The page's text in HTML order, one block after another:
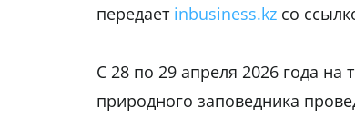
передает inbusiness.kz со
С 28 по 29 апреля 2026 года на
природного заповедника